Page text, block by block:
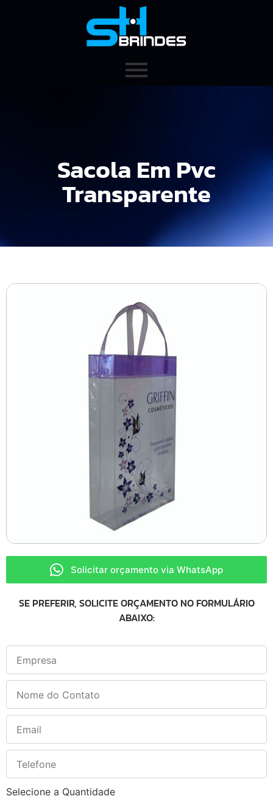
Sacola Em Pvc
Transparente
Solicitar orçamento via WhatsApp
SE PREFERIR, SOLICITE ORÇAMENTO NO FORMULÁRIO
ABAIXO:
Selecione a Quantidade